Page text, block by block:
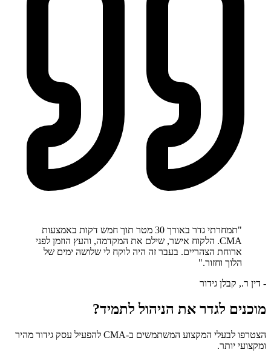
"תמחרתי גדר באורך 30 מטר תוך חמש דקות באמצעות
CMA. הלקוח אישר, שילם את המקדמה, והעץ הוזמן לפני
ארוחת הצהריים. בעבר זה היה לוקח לי שלושה ימים של
הלוך וחזור."
- דין ר., קבלן גידור
מוכנים לגדר את הניהול לתמיד?
הצטרפו לבעלי המקצוע המשתמשים ב-CMA להפעיל עסק גידור מהיר
ומקצועי יותר.